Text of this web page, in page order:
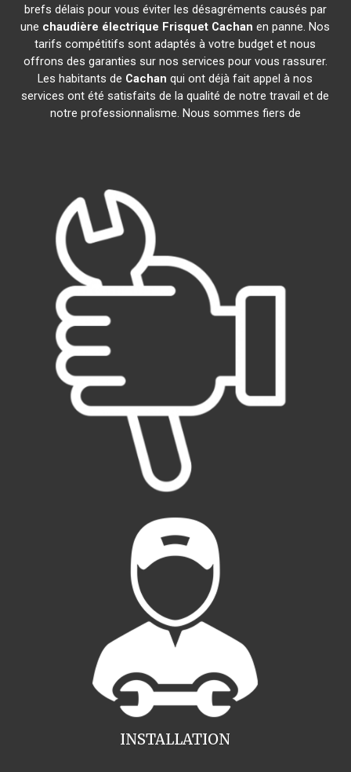
brefs délais pour vous éviter les désagréments causés par
une chaudière électrique Frisquet Cachan en panne. Nos
tarifs compétitifs sont adaptés à votre budget et nous
offrons des garanties sur nos services pour vous rassurer.
Les habitants de Cachan qui ont déjà fait appel à nos
services ont été satisfaits de la qualité de notre travail et de
notre professionnalisme. Nous sommes fiers de
INSTALLATION